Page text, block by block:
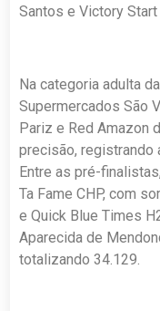
Santos e Victory
Na categoria adulta
Supermercados São
Pariz e Red Amazon
precisão, registrando
Entre as pré-
Ta Fame CHP, com
e Quick Blue Times
Aparecida de
totalizando 34.129.